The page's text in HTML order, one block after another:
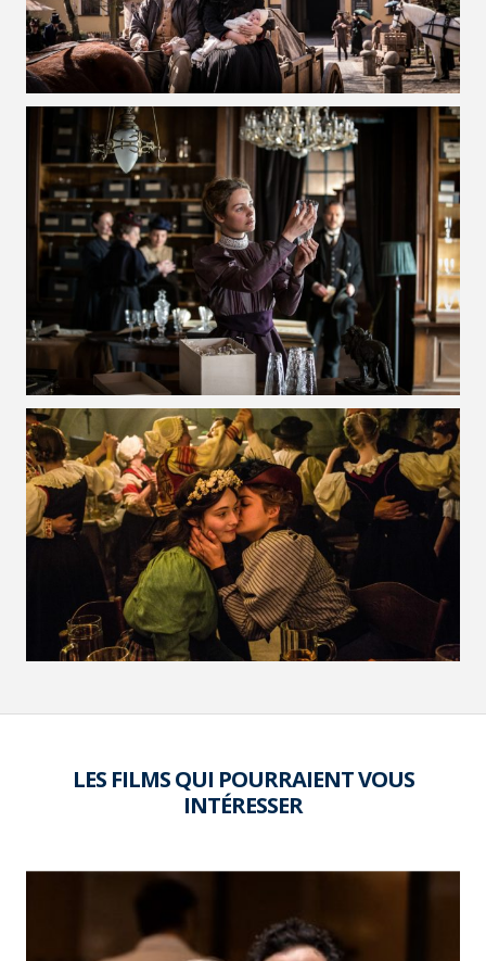
VOIR LA PHOTO EN GRAND FORMAT
VOIR LA PHOTO EN GRAND FORMAT
VOIR LA PHOTO EN GRAND FORMAT
LES FILMS QUI POURRAIENT VOUS
INTÉRESSER